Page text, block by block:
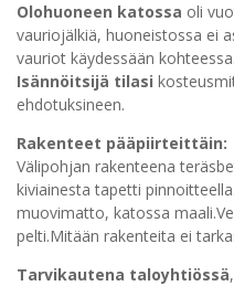
Olohuoneen katossa oli
vauriojälkiä, huoneistossa ei
vauriot käydessään kohteessa.
Isännöitsijä tilasi
ehdotuksineen.
Rakenteet pääpiirteittäin:
Välipohjan rakenteena
kiviainesta tapetti
muovimatto, katossa
pelti.Mitään rakenteita ei
Tarvikautena taloyhtiössä